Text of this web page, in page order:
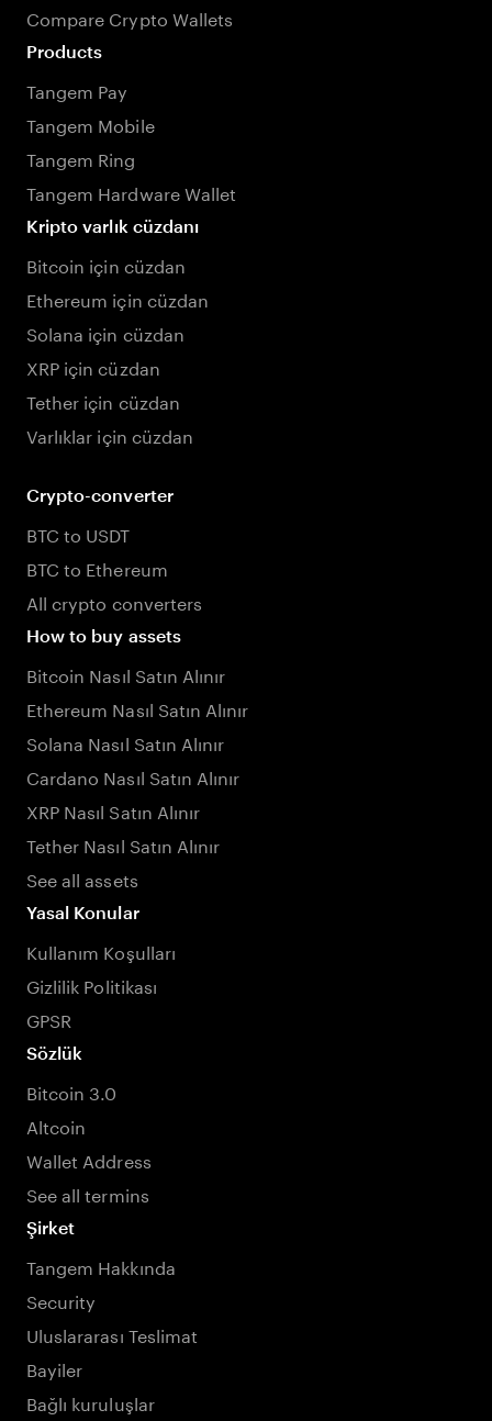
Compare Crypto Wallets
Products
Tangem Pay
Tangem Mobile
Tangem Ring
Tangem Hardware Wallet
Kripto varlık cüzdanı
Bitcoin için cüzdan
Ethereum için cüzdan
Solana için cüzdan
XRP için cüzdan
Tether için cüzdan
Varlıklar için cüzdan
Crypto-converter
BTC to USDT
BTC to Ethereum
All crypto converters
How to buy assets
Bitcoin Nasıl Satın Alınır
Ethereum Nasıl Satın Alınır
Solana Nasıl Satın Alınır
Cardano Nasıl Satın Alınır
XRP Nasıl Satın Alınır
Tether Nasıl Satın Alınır
See all assets
Yasal Konular
Kullanım Koşulları
Gizlilik Politikası
GPSR
Sözlük
Bitcoin 3.0
Altcoin
Wallet Address
See all termins
Şirket
Tangem Hakkında
Security
Uluslararası Teslimat
Bayiler
Bağlı kuruluşlar